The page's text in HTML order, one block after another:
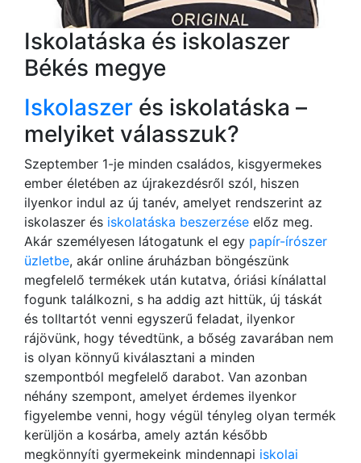
Iskolatáska és iskolaszer
Békés megye
Iskolaszer és iskolatáska –
melyiket válasszuk?
Szeptember 1-je minden családos, kisgyermekes
ember életében az újrakezdésről szól, hiszen
ilyenkor indul az új tanév, amelyet rendszerint az
iskolaszer és iskolatáska beszerzése előz meg.
Akár személyesen látogatunk el egy papír-írószer
üzletbe, akár online áruházban böngészünk
megfelelő termékek után kutatva, óriási kínálattal
fogunk találkozni, s ha addig azt hittük, új táskát
és tolltartót venni egyszerű feladat, ilyenkor
rájövünk, hogy tévedtünk, a bőség zavarában nem
is olyan könnyű kiválasztani a minden
szempontból megfelelő darabot. Van azonban
néhány szempont, amelyet érdemes ilyenkor
figyelembe venni, hogy végül tényleg olyan termék
kerüljön a kosárba, amely aztán később
megkönnyíti gyermekeink mindennapi iskolai